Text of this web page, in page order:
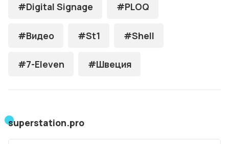
#Digital Signage #PLOQ
#Видео #St1 #Shell
#7-Eleven #Швеция
superstation.pro